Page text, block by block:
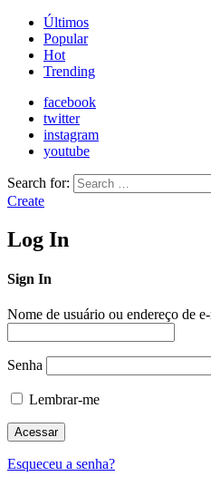
Últimos
Popular
Hot
Trending
facebook
twitter
instagram
youtube
Search for:
Create
Log In
Sign In
Nome de usuário ou endereço de
Senha
Lembrar-me
Esqueceu a senha?